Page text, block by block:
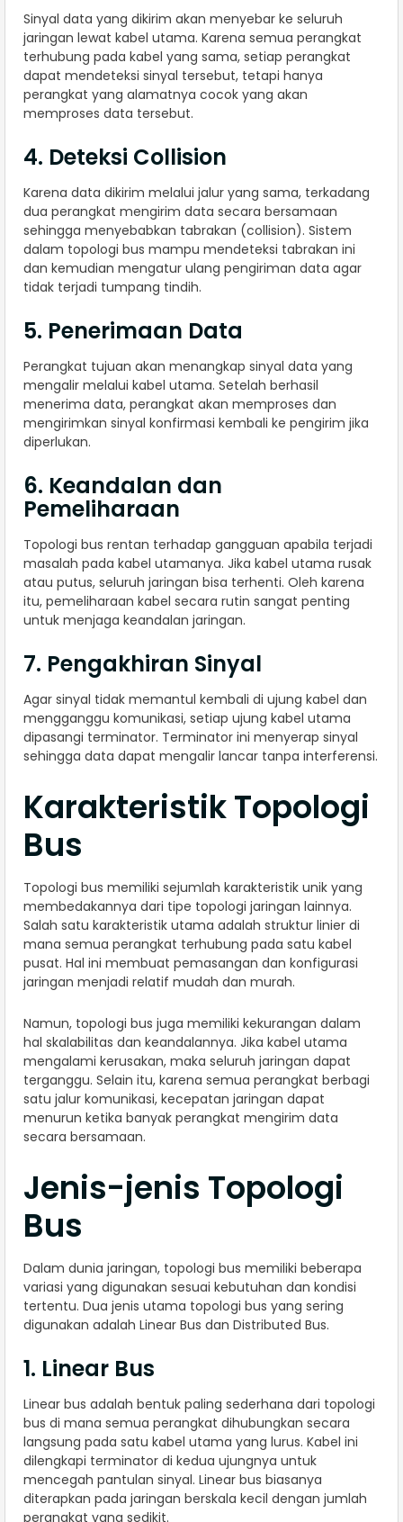
Sinyal data yang dikirim akan menyebar ke seluruh
jaringan lewat kabel utama. Karena semua perangkat
terhubung pada kabel yang sama, setiap perangkat
dapat mendeteksi sinyal tersebut, tetapi hanya
perangkat yang alamatnya cocok yang akan
memproses data tersebut.
4. Deteksi Collision
Karena data dikirim melalui jalur yang sama, terkadang
dua perangkat mengirim data secara bersamaan
sehingga menyebabkan tabrakan (collision). Sistem
dalam topologi bus mampu mendeteksi tabrakan ini
dan kemudian mengatur ulang pengiriman data agar
tidak terjadi tumpang tindih.
5. Penerimaan Data
Perangkat tujuan akan menangkap sinyal data yang
mengalir melalui kabel utama. Setelah berhasil
menerima data, perangkat akan memproses dan
mengirimkan sinyal konfirmasi kembali ke pengirim jika
diperlukan.
6. Keandalan dan
Pemeliharaan
Topologi bus rentan terhadap gangguan apabila terjadi
masalah pada kabel utamanya. Jika kabel utama rusak
atau putus, seluruh jaringan bisa terhenti. Oleh karena
itu, pemeliharaan kabel secara rutin sangat penting
untuk menjaga keandalan jaringan.
7. Pengakhiran Sinyal
Agar sinyal tidak memantul kembali di ujung kabel dan
mengganggu komunikasi, setiap ujung kabel utama
dipasangi terminator. Terminator ini menyerap sinyal
sehingga data dapat mengalir lancar tanpa interferensi.
Karakteristik Topologi
Bus
Topologi bus memiliki sejumlah karakteristik unik yang
membedakannya dari tipe topologi jaringan lainnya.
Salah satu karakteristik utama adalah struktur linier di
mana semua perangkat terhubung pada satu kabel
pusat. Hal ini membuat pemasangan dan konfigurasi
jaringan menjadi relatif mudah dan murah.
Namun, topologi bus juga memiliki kekurangan dalam
hal skalabilitas dan keandalannya. Jika kabel utama
mengalami kerusakan, maka seluruh jaringan dapat
terganggu. Selain itu, karena semua perangkat berbagi
satu jalur komunikasi, kecepatan jaringan dapat
menurun ketika banyak perangkat mengirim data
secara bersamaan.
Jenis-jenis Topologi
Bus
Dalam dunia jaringan, topologi bus memiliki beberapa
variasi yang digunakan sesuai kebutuhan dan kondisi
tertentu. Dua jenis utama topologi bus yang sering
digunakan adalah Linear Bus dan Distributed Bus.
1. Linear Bus
Linear bus adalah bentuk paling sederhana dari topologi
bus di mana semua perangkat dihubungkan secara
langsung pada satu kabel utama yang lurus. Kabel ini
dilengkapi terminator di kedua ujungnya untuk
mencegah pantulan sinyal. Linear bus biasanya
diterapkan pada jaringan berskala kecil dengan jumlah
perangkat yang sedikit.